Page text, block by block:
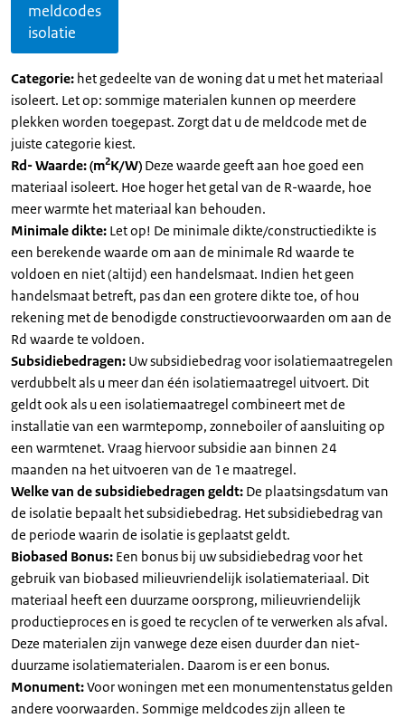
meldcodes
isolatie
Categorie: het gedeelte van de woning dat u met het materiaal
isoleert. Let op: sommige materialen kunnen op meerdere
plekken worden toegepast. Zorgt dat u de meldcode met de
juiste categorie kiest.
Rd- Waarde: (m2K/W) Deze waarde geeft aan hoe goed een
materiaal isoleert. Hoe hoger het getal van de R-waarde, hoe
meer warmte het materiaal kan behouden.
Minimale dikte: Let op! De minimale dikte/constructiedikte is
een berekende waarde om aan de minimale Rd waarde te
voldoen en niet (altijd) een handelsmaat. Indien het geen
handelsmaat betreft, pas dan een grotere dikte toe, of hou
rekening met de benodigde constructievoorwaarden om aan de
Rd waarde te voldoen.
Subsidiebedragen: Uw subsidiebedrag voor isolatiemaatregelen
verdubbelt als u meer dan één isolatiemaatregel uitvoert. Dit
geldt ook als u een isolatiemaatregel combineert met de
installatie van een warmtepomp, zonneboiler of aansluiting op
een warmtenet. Vraag hiervoor subsidie aan binnen 24
maanden na het uitvoeren van de 1e maatregel.
Welke van de subsidiebedragen geldt: De plaatsingsdatum van
de isolatie bepaalt het subsidiebedrag. Het subsidiebedrag van
de periode waarin de isolatie is geplaatst geldt.
Biobased Bonus: Een bonus bij uw subsidiebedrag voor het
gebruik van biobased milieuvriendelijk isolatiemateriaal. Dit
materiaal heeft een duurzame oorsprong, milieuvriendelijk
productieproces en is goed te recyclen of te verwerken als afval.
Deze materialen zijn vanwege deze eisen duurder dan niet-
duurzame isolatiematerialen. Daarom is er een bonus.
Monument:Voor woningen met een monumentenstatus gelden
andere voorwaarden. Sommige meldcodes zijn alleen te